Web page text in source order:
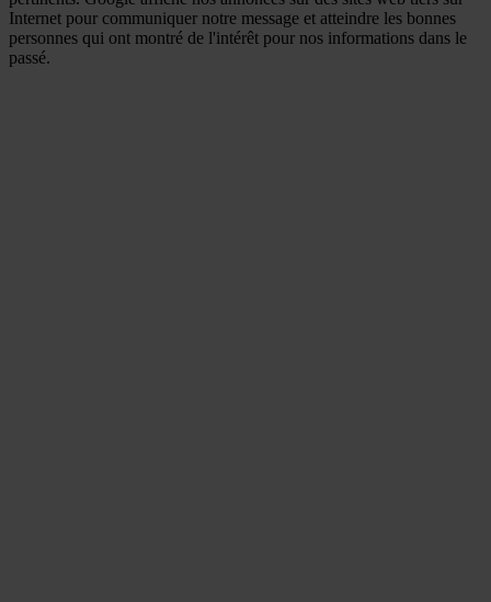
Internet pour communiquer notre message et atteindre les bonnes
personnes qui ont montré de l'intérêt pour nos informations dans le
passé.